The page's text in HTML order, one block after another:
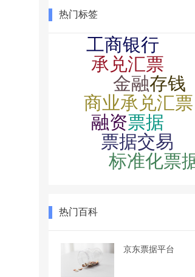
热门标签
热门百科
京东票据平台